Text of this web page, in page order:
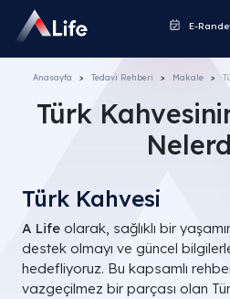
E-
Anasayfa Tedavi Rehberi Makale
Türk
Türk Kahvesi
A Life olarak, sağlıklı bir
destek olmayı ve güncel
hedefliyoruz. Bu kapsamlı
vazgeçilmez bir parçası olan